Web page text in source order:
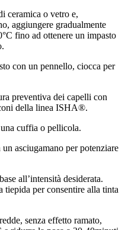
ceramica o vetro e,
aggiungere gradualmente
fino ad ottenere un impasto
con un pennello, ciocca per
preventiva dei capelli con
della linea ISHA®.
cuffia o pellicola.
asciugamano per potenziare
all’intensità desiderata.
per consentire alla tinta
senza effetto ramato,